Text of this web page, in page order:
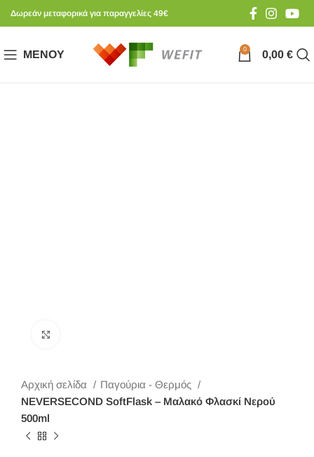
Δωρεάν μεταφορικά για παραγγελίες 49€
ΜΕΝΟΎ 0 0,00 €
Αρχική σελίδα
Παγούρια - Θερμός
NEVERSECOND SoftFlask – Μαλακό Φλασκί Νερού
500ml